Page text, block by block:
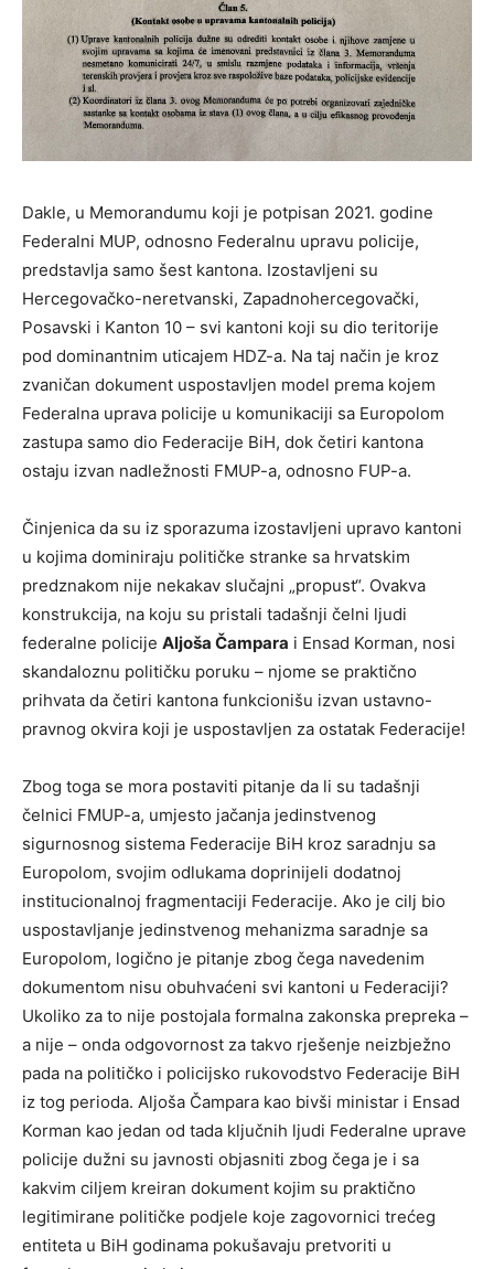
Dakle, u Memorandumu koji je potpisan 2021. godine
Federalni MUP, odnosno Federalnu upravu policije,
predstavlja samo šest kantona. Izostavljeni su
Hercegovačko-neretvanski, Zapadnohercegovački,
Posavski i Kanton 10 – svi kantoni koji su dio teritorije
pod dominantnim uticajem HDZ-a. Na taj način je kroz
zvaničan dokument uspostavljen model prema kojem
Federalna uprava policije u komunikaciji sa Europolom
zastupa samo dio Federacije BiH, dok četiri kantona
ostaju izvan nadležnosti FMUP-a, odnosno FUP-a.
Činjenica da su iz sporazuma izostavljeni upravo kantoni
u kojima dominiraju političke stranke sa hrvatskim
predznakom nije nekakav slučajni „propust“. Ovakva
konstrukcija, na koju su pristali tadašnji čelni ljudi
federalne policije Aljoša Čampara i Ensad Korman, nosi
skandaloznu političku poruku – njome se praktično
prihvata da četiri kantona funkcionišu izvan ustavno-
pravnog okvira koji je uspostavljen za ostatak Federacije!
Zbog toga se mora postaviti pitanje da li su tadašnji
čelnici FMUP-a, umjesto jačanja jedinstvenog
sigurnosnog sistema Federacije BiH kroz saradnju sa
Europolom, svojim odlukama doprinijeli dodatnoj
institucionalnoj fragmentaciji Federacije. Ako je cilj bio
uspostavljanje jedinstvenog mehanizma saradnje sa
Europolom, logično je pitanje zbog čega navedenim
dokumentom nisu obuhvaćeni svi kantoni u Federaciji?
Ukoliko za to nije postojala formalna zakonska prepreka –
a nije – onda odgovornost za takvo rješenje neizbježno
pada na političko i policijsko rukovodstvo Federacije BiH
iz tog perioda. Aljoša Čampara kao bivši ministar i Ensad
Korman kao jedan od tada ključnih ljudi Federalne uprave
policije dužni su javnosti objasniti zbog čega je i sa
kakvim ciljem kreiran dokument kojim su praktično
legitimirane političke podjele koje zagovornici trećeg
entiteta u BiH godinama pokušavaju pretvoriti u